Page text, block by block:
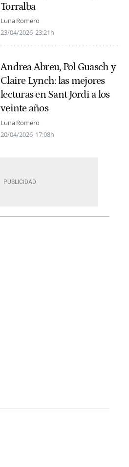
Torralba
Luna Romero
23/04/2026 23:21h
Andrea Abreu, Pol Guasch y
Claire Lynch: las mejores
lecturas en Sant Jordi a los
veinte años
Luna Romero
20/04/2026 17:08h